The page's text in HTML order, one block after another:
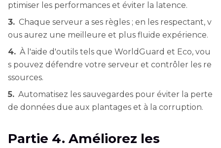
ptimiser les performances et éviter la latence.
3. Chaque serveur a ses règles ; en les respectant, v
ous aurez une meilleure et plus fluide expérience.
4. À l'aide d'outils tels que WorldGuard et Eco, vou
s pouvez défendre votre serveur et contrôler les re
ssources.
5. Automatisez les sauvegardes pour éviter la perte
de données due aux plantages et à la corruption.
Partie 4. Améliorez les